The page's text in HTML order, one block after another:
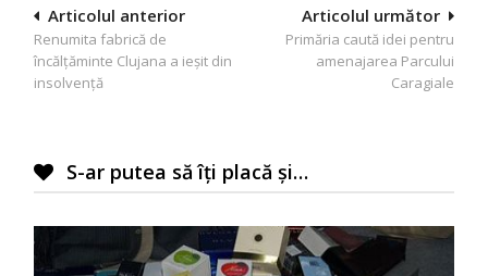
Navigare
în
articole
Articolul următor
Primăria caută idei pentru
amenajarea Parcului
Caragiale
Articolul anterior
Renumita fabrică de
încălțăminte Clujana a ieșit din
insolvență
S-ar putea să îți placă și…